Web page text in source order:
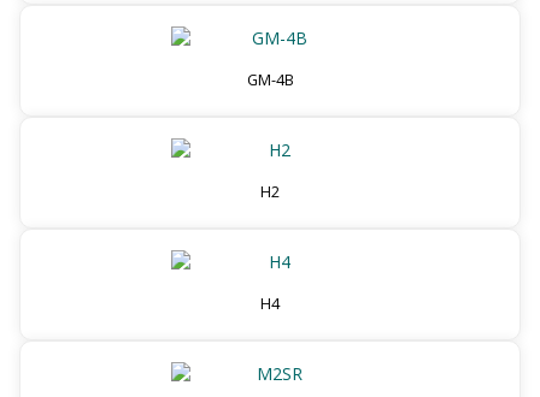
GM-4B
H2
H4